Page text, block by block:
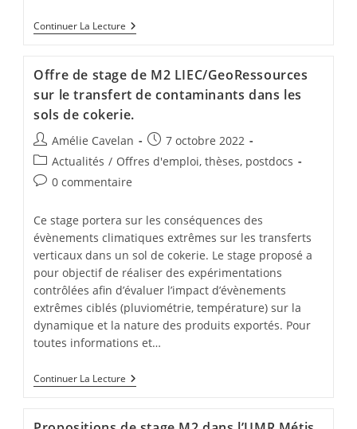
Continuer La Lecture
Offre de stage de M2 LIEC/GeoRessources
sur le transfert de contaminants dans les
sols de cokerie.
Amélie Cavelan
7 octobre 2022
Actualités / Offres d'emploi, thèses, postdocs
0 commentaire
Ce stage portera sur les conséquences des
évènements climatiques extrêmes sur les transferts
verticaux dans un sol de cokerie. Le stage proposé a
pour objectif de réaliser des expérimentations
contrôlées afin d’évaluer l’impact d’évènements
extrêmes ciblés (pluviométrie, température) sur la
dynamique et la nature des produits exportés. Pour
toutes informations et…
Continuer La Lecture